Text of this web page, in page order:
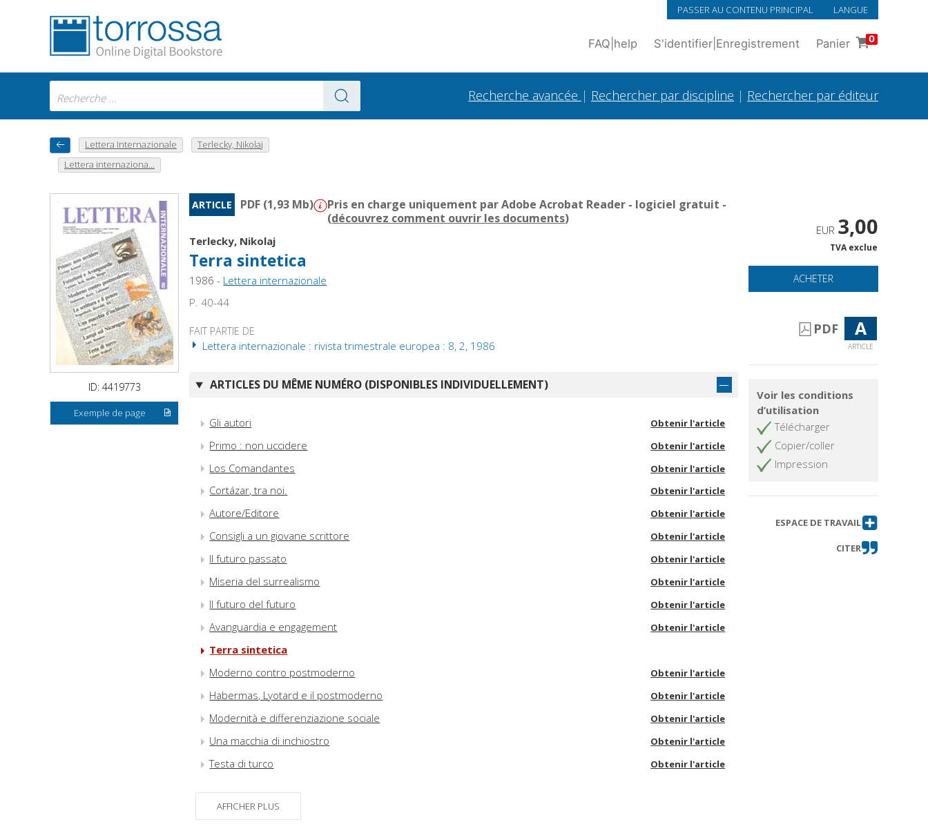
PASSER AU CONTENU PRINCIPAL LANGUE
FAQ help S'identifier Enregistrement Panier 0
Recherche avancée | Rechercher par discipline | Rechercher par éditeur
Lettera Internazionale
Terlecky, Nikolaj
Lettera internaziona...
ID: 4419773
Exemple de page
ARTICLE PDF (1,93 Mb)
Pris en charge uniquement par Adobe Acrobat Reader - logiciel gratuit -
(découvrez comment ouvrir les documents)
Terlecky, Nikolaj
Terra sintetica
1986 - Lettera internazionale
P. 40-44
FAIT PARTIE DE
Lettera internazionale : rivista trimestrale europea : 8, 2, 1986
ARTICLES DU MÊME NUMÉRO (DISPONIBLES INDIVIDUELLEMENT)
Gli autori Obtenir l'article
Primo : non uccidere Obtenir l'article
Los Comandantes Obtenir l'article
Cortázar, tra noi. Obtenir l'article
Autore/Editore Obtenir l'article
Consigli a un giovane scrittore Obtenir l'article
Il futuro passato Obtenir l'article
Miseria del surrealismo Obtenir l'article
Il futuro del futuro Obtenir l'article
Avanguardia e engagement Obtenir l'article
Terra sintetica
Moderno contro postmoderno
Obtenir l'article
Habermas, Lyotard e il postmoderno Obtenir l'article
Modernità e differenziazione sociale Obtenir l'article
Una macchia di inchiostro Obtenir l'article
Testa di turco Obtenir l'article
AFFICHER PLUS
EUR 3,00
TVA exclue
ACHETER
PDF A
ARTICLE
Voir les conditions
d’utilisation
Télécharger
Copier/coller
Impression
ESPACE DE TRAVAIL
CITER